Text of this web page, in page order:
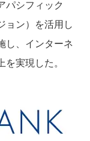
パシフィック
ョン）を活用し
し、インターネ
実現した。